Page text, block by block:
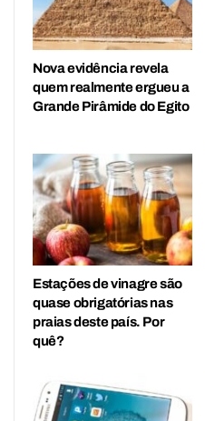
Nova evidência revela
quem realmente ergueu a
Grande Pirâmide do Egito
Estações de vinagre são
quase obrigatórias nas
praias deste país. Por
quê?